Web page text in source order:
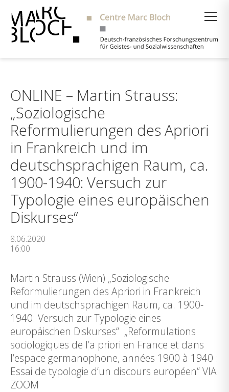
ONLINE – Martin Strauss:
„Soziologische
Reformulierungen des Apriori
in Frankreich und im
deutschsprachigen Raum, ca.
1900-1940: Versuch zur
Typologie eines europäischen
Diskurses“
8.06.2020
16:00
Martin Strauss (Wien) „Soziologische
Reformulierungen des Apriori in Frankreich
und im deutschsprachigen Raum, ca. 1900-
1940: Versuch zur Typologie eines
europäischen Diskurses“ „Reformulations
sociologiques de l’a priori en France et dans
l’espace germanophone, années 1900 à 1940 :
Essai de typologie d’un discours européen“ VIA
ZOOM